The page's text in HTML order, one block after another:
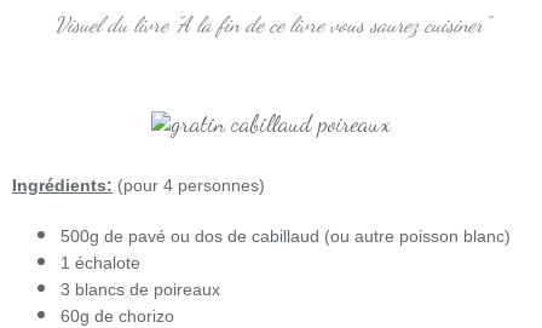
Visuel du livre "A la fin de ce livre vous saurez cuisiner"
Ingrédients: (pour 4 personnes)
500g de pavé ou dos de cabillaud (ou autre poisson blanc)
1 échalote
3 blancs de poireaux
60g de chorizo